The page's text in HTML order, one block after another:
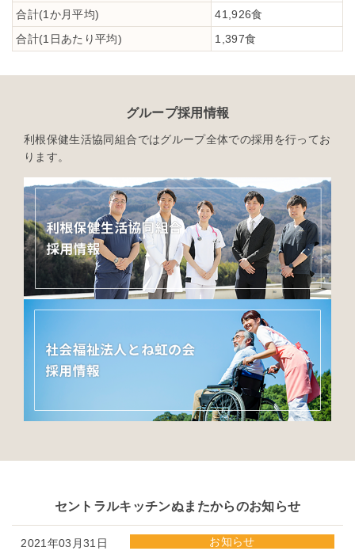
合計(1か月平均)
41,926食
合計(1日あたり平均)
1,397食
グループ採用情報
利根保健生活協同組合ではグループ全体での採用を行ってお
ります。
セントラルキッチンぬまたからのお知らせ
2021年03月31日
お知らせ